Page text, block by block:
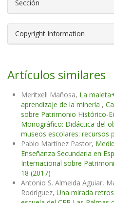
Sección
Copyright Information
Artículos similares
Meritxell Mañosa, La
aprendizaje de la minería ,
sobre Patrimonio Histórico-
Monográfico: Didáctica del
museos escolares: recursos
Pablo Martínez Pastor,
Enseñanza Secundaria en
Internacional sobre
18 (2017)
Antonio S. Almeida Aguiar,
Rodríguez, Una mirada